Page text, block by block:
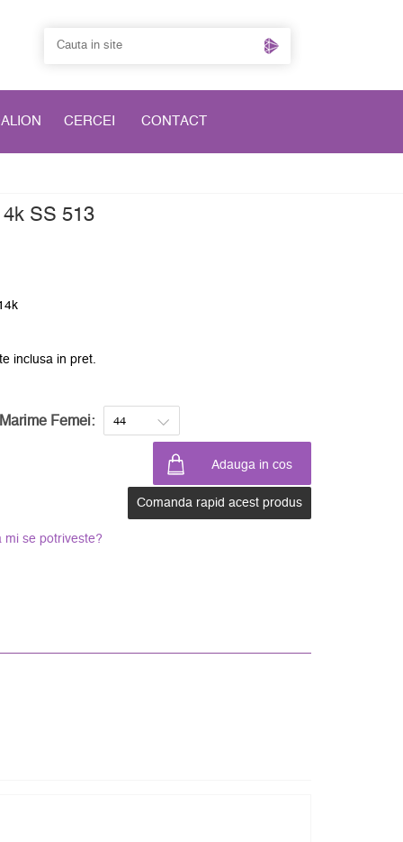
CERCEI CONTACT
SS 513
inclusa in pret.
Marime Femei:
Comanda rapid acest produs
mi se potriveste?